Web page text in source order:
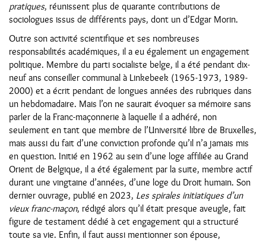
pratiques, réunissent plus de quarante contributions de
sociologues issus de différents pays, dont un d’Edgar Morin.
Outre son activité scientifique et ses nombreuses
responsabilités académiques, il a eu également un engagement
politique. Membre du parti socialiste belge, il a été pendant dix-
neuf ans conseiller communal à Linkebeek (1965-1973, 1989-
2000) et a écrit pendant de longues années des rubriques dans
un hebdomadaire. Mais l’on ne saurait évoquer sa mémoire sans
parler de la Franc-maçonnerie à laquelle il a adhéré, non
seulement en tant que membre de l’Université libre de Bruxelles,
mais aussi du fait d’une conviction profonde qu’il n’a jamais mis
en question. Initié en 1962 au sein d’une loge affiliée au Grand
Orient de Belgique, il a été également par la suite, membre actif
durant une vingtaine d’années, d’une loge du Droit humain. Son
dernier ouvrage, publié en 2023, Les spirales initiatiques d’un
vieux franc-maçon, rédigé alors qu’il était presque aveugle, fait
figure de testament dédié à cet engagement qui a structuré
toute sa vie. Enfin, il faut aussi mentionner son épouse,